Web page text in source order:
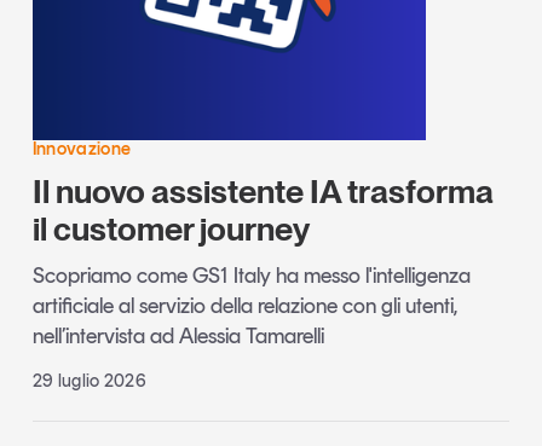
Innovazione
Il nuovo assistente IA trasforma
il customer journey
Scopriamo come GS1 Italy ha messo l'intelligenza
artificiale al servizio della relazione con gli utenti,
nell’intervista ad Alessia Tamarelli
29 luglio 2026